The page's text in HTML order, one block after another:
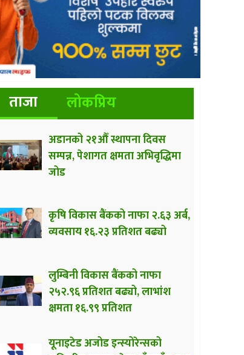
ताजा लोकप्रिय
अडानको २१औँ स्थापना दिवस
सम्पन्न, पेशागत क्षमता अभिवृद्धिमा
जोड
कृषि विकास बैंकको नाफा २.६३ अर्ब,
व्यवसाय १६.२३ प्रतिशत बढ्यो
लुम्बिनी विकास बैंकको नाफा
२५२.९६ प्रतिशत बढ्यो, लाभांश
क्षमता १६.९९ प्रतिशत
यूनाइटेड अजोड इन्स्योरेन्सको